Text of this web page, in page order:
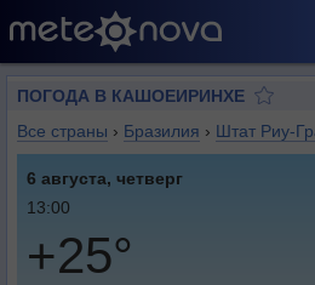
ПОГОДА В КАШОЕИРИНХЕ
Все страны › Бразилия › Штат Риу-
6 августа, четверг
13:00
+25°